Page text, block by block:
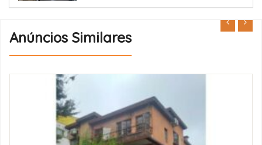
Anúncios Similares